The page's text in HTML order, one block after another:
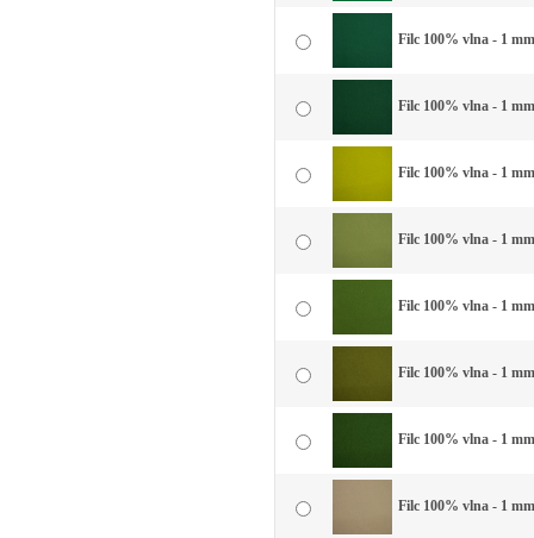
Filc 100% vlna - 1
Filc 100% vlna - 1
Filc 100% vlna - 1
Filc 100% vlna - 1
Filc 100% vlna - 1
Filc 100% vlna - 1
Filc 100% vlna - 1
Filc 100% vlna - 1